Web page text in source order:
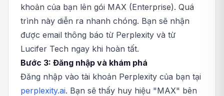
khoản của bạn lên gói MAX (Enterprise). Quá
trình này diễn ra nhanh chóng. Bạn sẽ nhận
được email thông báo từ Perplexity và từ
Lucifer Tech ngay khi hoàn tất.
Bước 3: Đăng nhập và khám phá
Đăng nhập vào tài khoản Perplexity của bạn tại
perplexity.ai. Bạn sẽ thấy huy hiệu "MAX" bên